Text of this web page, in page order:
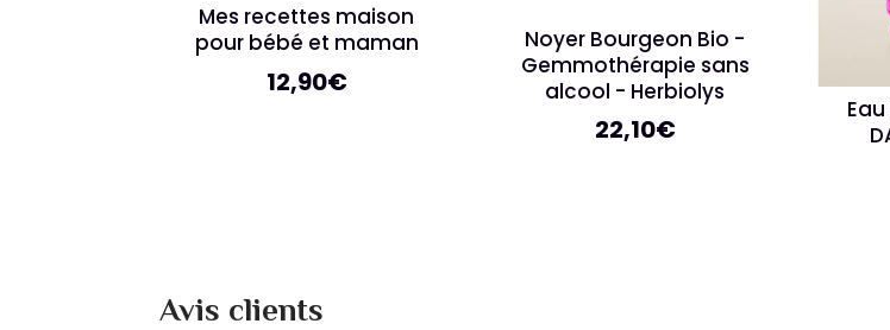
Mes recettes maison
pour bébé et maman
12,90€
Noyer Bourgeon Bio -
Gemmothérapie sans
alcool - Herbiolys
22,10€
Avis clients